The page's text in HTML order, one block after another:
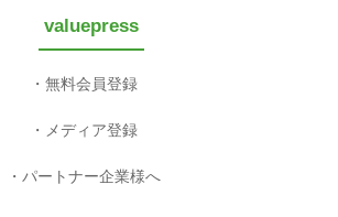
valuepress
無料会員登録
メディア登録
パートナー企業様へ